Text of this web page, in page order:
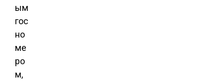
ым
гос
но
ме
ро
м,